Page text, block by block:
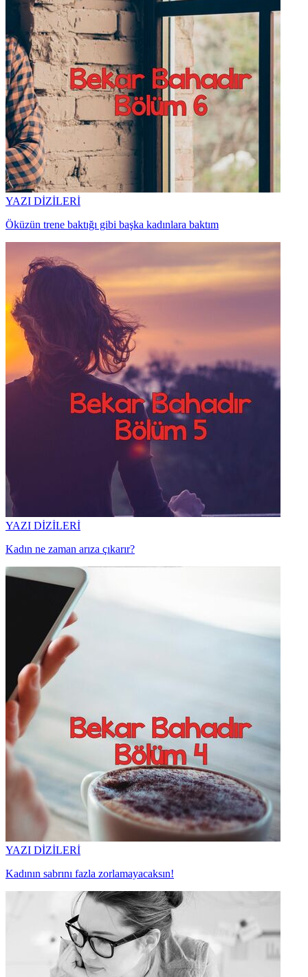
YAZI DİZİLERİ
Öküzün trene baktığı gibi başka kadınlara baktım
YAZI DİZİLERİ
Kadın ne zaman arıza çıkarır?
YAZI DİZİLERİ
Kadının sabrını fazla zorlamayacaksın!